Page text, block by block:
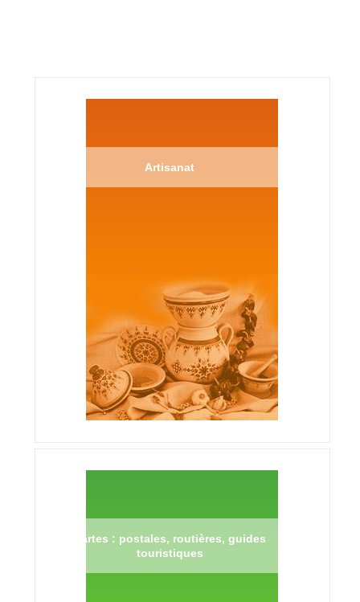
Artisanat
Cartes : postales, routières, guides
touristiques